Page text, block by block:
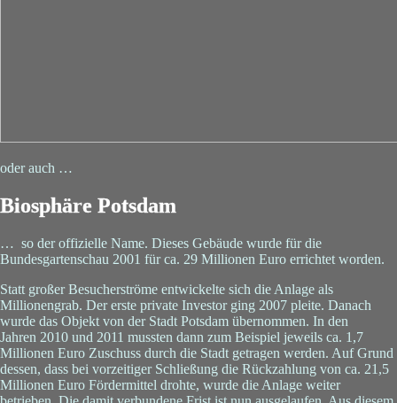
oder auch …
Biosphäre Potsdam
… so der offizielle Name. Dieses Gebäude wurde für die
Bundesgartenschau 2001 für ca. 29 Millionen Euro errichtet worden.
Statt großer Besucherströme entwickelte sich die Anlage als
Millionengrab. Der erste private Investor ging 2007 pleite. Danach
wurde das Objekt von der Stadt Potsdam übernommen. In den
Jahren 2010 und 2011 mussten dann zum Beispiel jeweils ca. 1,7
Millionen Euro Zuschuss durch die Stadt getragen werden. Auf Grund
dessen, dass bei vorzeitiger Schließung die Rückzahlung von ca. 21,5
Millionen Euro Fördermittel drohte, wurde die Anlage weiter